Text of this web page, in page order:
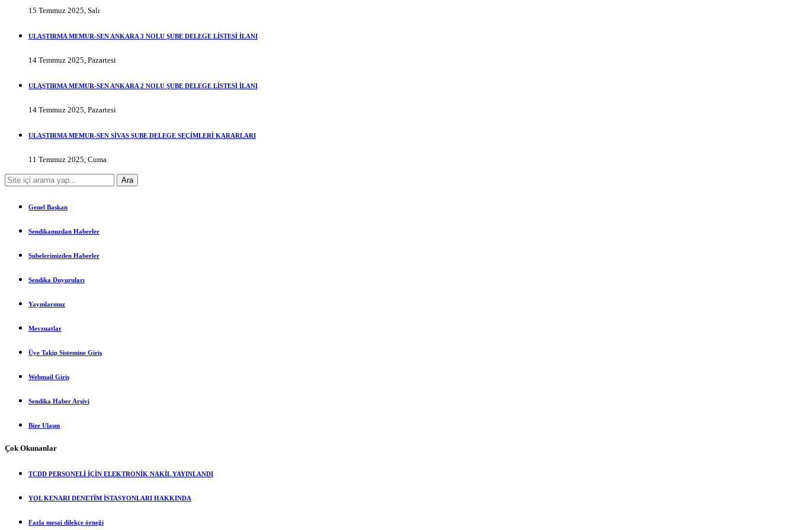
15 Temmuz 2025, Salı
ULAŞTIRMA MEMUR-SEN ANKARA 3 NOLU ŞUBE DELEGE LİSTESİ İLANI
14 Temmuz 2025, Pazartesi
ULAŞTIRMA MEMUR-SEN ANKARA 2 NOLU ŞUBE DELEGE LİSTESİ İLANI
14 Temmuz 2025, Pazartesi
ULAŞTIRMA MEMUR-SEN SİVAS ŞUBE DELEGE SEÇİMLERİ KARARLARI
11 Temmuz 2025, Cuma
Genel Başkan
Sendikamızdan Haberler
Şubelerimizden Haberler
Sendika Duyuruları
Yayınlarımız
Mevzuatlar
Üye Takip Sistemine Giriş
Webmail Giriş
Sendika Haber Arşivi
Bize Ulaşın
Çok Okunanlar
TCDD PERSONELİ İÇİN ELEKTRONİK NAKİL YAYINLANDI
YOL KENARI DENETİM İSTASYONLARI HAKKINDA
Fazla mesai dilekçe örneği